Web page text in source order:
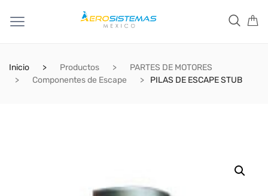
Inicio Productos
PARTES DE MOTORES
Componentes de Escape
PILAS DE ESCAPE STUB